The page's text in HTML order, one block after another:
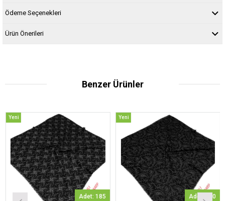
Ödeme Seçenekleri
Ürün Önerileri
Benzer Ürünler
Adet: 185
Yeni
Adet: 260
Yeni